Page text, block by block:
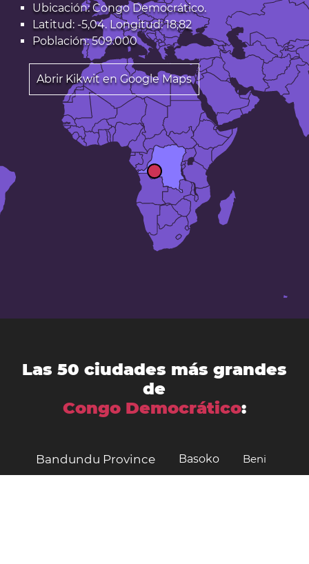
Ubicación: Congo Democrático.
Latitud: -5,04. Longitud: 18,82
Población: 509.000
Abrir Kikwit en Google Maps
Las 50 ciudades más grandes
de
Congo Democrático:
Bandundu Province Basoko Beni